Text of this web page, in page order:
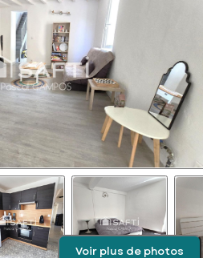
Voir plus de photos